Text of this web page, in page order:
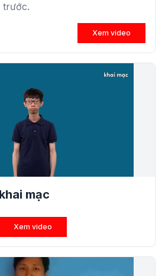
trước.
Xem video
khai mạc
Xem video